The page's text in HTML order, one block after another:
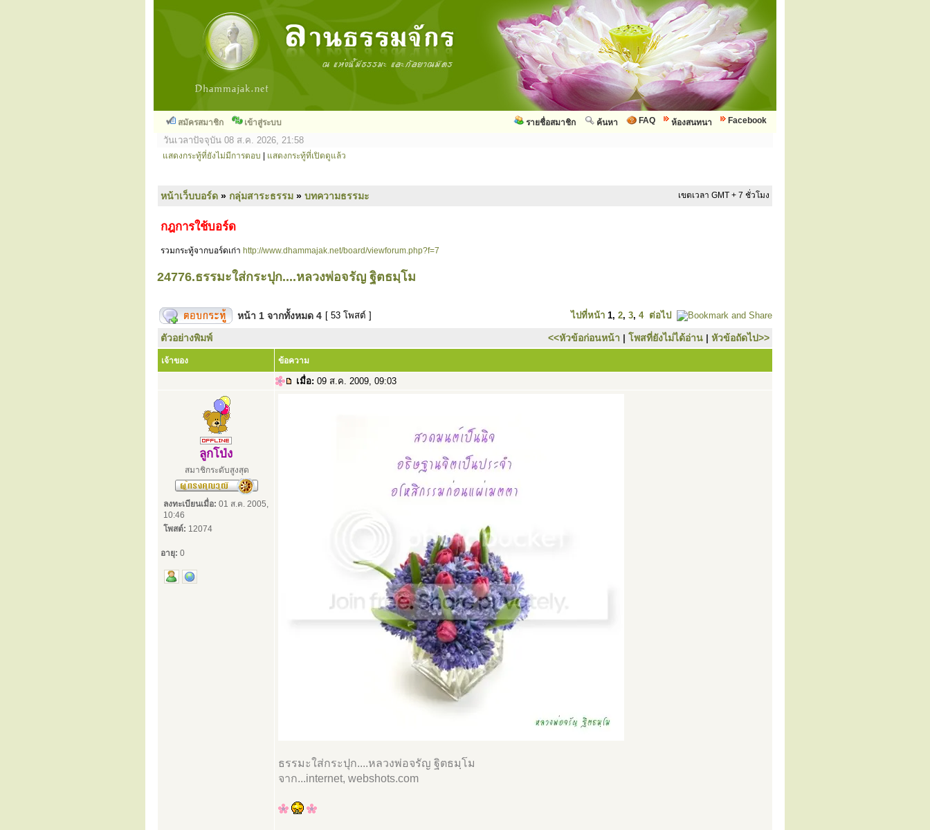
สมัครสมาชิก เข้าสู่ระบบ Facebook
ห้องสนทนา
FAQ
ค้นหา
รายชื่อสมาชิก
วันเวลาปัจจุบัน 08 ส.ค. 2026, 21:58
แสดงกระทู้ที่ยังไม่มีการตอบ แสดงกระทู้ที่เปิดดูแล้ว
หน้าเว็บบอร์ด » กลุ่มสาระธรรม » บทความธรรมะ เขตเวลา GMT + 7 ชั่วโมง
กฎการใช้บอร์ด
รวมกระทู้จากบอร์ดเก่า http://www.dhammajak.net/board/viewforum.php?f=7
24776.ธรรมะใส่กระปุก....หลวงพ่อจรัญ ฐิตธมฺโม
หน้า 1 จากทั้งหมด 4 [ 53 โพสต์ ] ไปที่หน้า 1, 2, 3, 4 ต่อไป
ตัวอย่างพิมพ์ <<หัวข้อก่อนหน้า | โพสที่ยังไม่ได้อ่าน | หัวข้อถัดไป>>
เจ้าของ ข้อความ
เมื่อ: 09 ส.ค. 2009, 09:03
ลูกโป่ง
สมาชิกระดับสูงสุด
ลงทะเบียนเมื่อ: 01 ส.ค. 2005,
10:46
โพสต์: 12074
อายุ: 0
ธรรมะใส่กระปุก....หลวงพ่อจรัญ ฐิตธมฺโม
จาก...internet, webshots.com